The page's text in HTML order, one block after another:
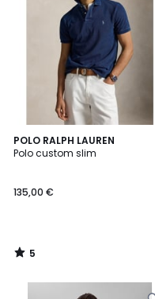
POLO RALPH LAUREN
Polo custom slim
135,00 €
5
/
5
/